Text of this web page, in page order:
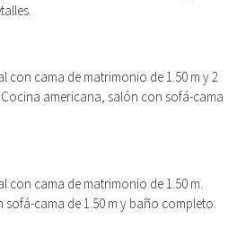
con cama de matrimonio de 1.50 m y 2
americana, salón con sofá-cama
cama de matrimonio de 1.50 m.
cama de 1.50 m y baño completo.